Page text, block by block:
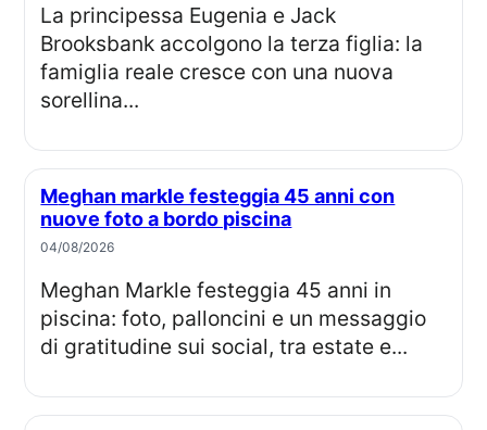
La principessa Eugenia e Jack
Brooksbank accolgono la terza figlia: la
famiglia reale cresce con una nuova
sorellina...
Meghan markle festeggia 45 anni con
nuove foto a bordo piscina
04/08/2026
Meghan Markle festeggia 45 anni in
piscina: foto, palloncini e un messaggio
di gratitudine sui social, tra estate e...